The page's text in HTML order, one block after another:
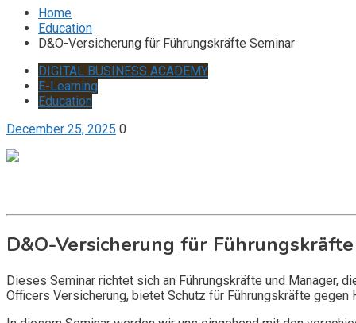
Home
Education
D&O-Versicherung für Führungskräfte Seminar
DIGITAL BUSINESS ACADEMY
E-Learning
Education
December 25, 2025 0
D&O-Versicherung für
Dieses Seminar richtet sich an Führungskräfte und Manager,
Officers Versicherung, bietet Schutz für Führungskräfte